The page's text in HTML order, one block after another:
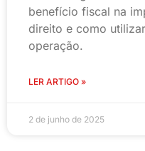
benefício fiscal na
direito e como
operação.
LER ARTIGO »
2 de junho de 2025